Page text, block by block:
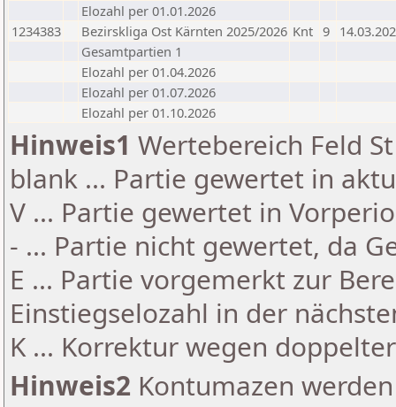
Elozahl per 01.01.2026
1234383
Bezirskliga Ost Kärnten 2025/2026 Knt 9
Gesamtpartien 1
Elozahl per 01.04.2026
Elozahl per 01.07.2026
Elozahl per 01.10.2026
Hinweis1 Wertebereich Feld
blank ... Partie gewertet in
V ... Partie gewertet in
- ... Partie nicht gewertet, da
E ... Partie vorgemerkt zur
Einstiegselozahl in der
K ... Korrektur wegen
Hinweis2 Kontumazen